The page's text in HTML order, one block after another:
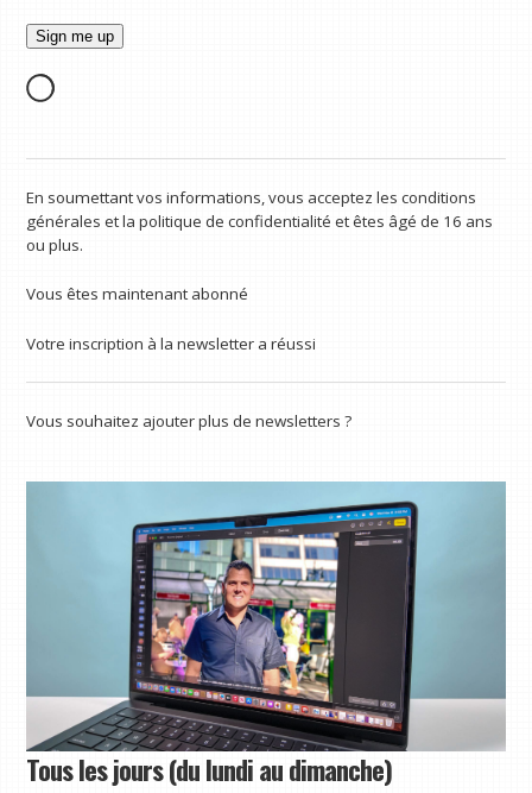
En soumettant vos informations, vous acceptez les conditions
générales et la politique de confidentialité et êtes âgé de 16 ans
ou plus.
Vous êtes maintenant abonné
Votre inscription à la newsletter a réussi
Vous souhaitez ajouter plus de newsletters ?
Tous les jours (du lundi au dimanche)